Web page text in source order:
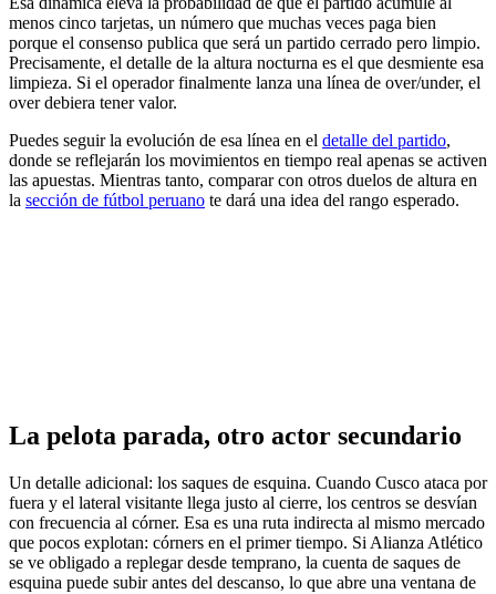
menos cinco tarjetas, un número que muchas veces paga bien
porque el consenso publica que será un partido cerrado pero limpio.
Precisamente, el detalle de la altura nocturna es el que desmiente esa
limpieza. Si el operador finalmente lanza una línea de over/under, el
over debiera tener valor.
Puedes seguir la evolución de esa línea en el detalle del partido,
donde se reflejarán los movimientos en tiempo real apenas se activen
las apuestas. Mientras tanto, comparar con otros duelos de altura en
la sección de fútbol peruano te dará una idea del rango esperado.
La pelota parada, otro actor secundario
Un detalle adicional: los saques de esquina. Cuando Cusco ataca por
fuera y el lateral visitante llega justo al cierre, los centros se desvían
con frecuencia al córner. Esa es una ruta indirecta al mismo mercado
que pocos explotan: córners en el primer tiempo. Si Alianza Atlético
se ve obligado a replegar desde temprano, la cuenta de saques de
esquina puede subir antes del descanso, lo que abre una ventana de